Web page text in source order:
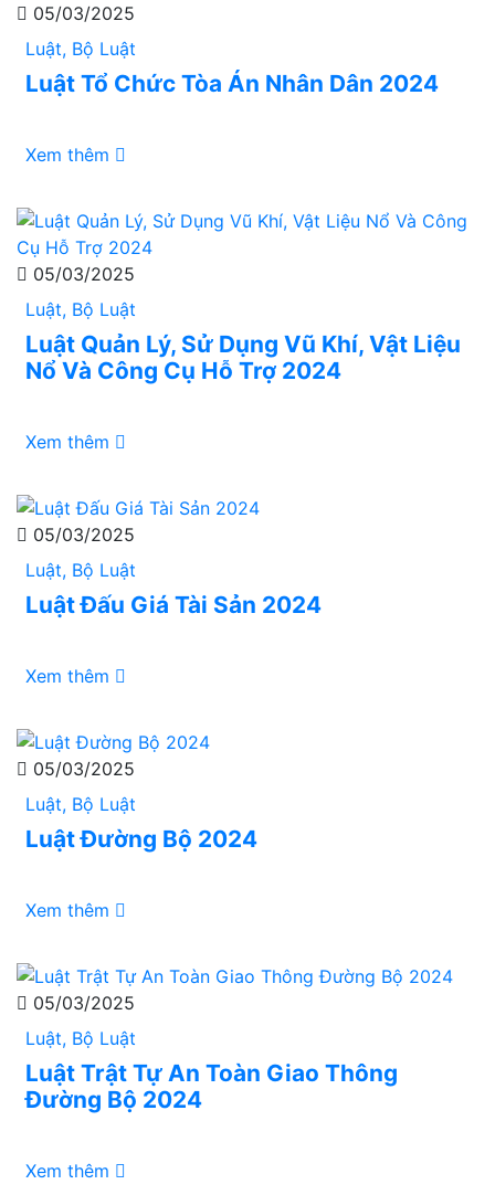
05/03/2025
Luật, Bộ Luật
Luật Tổ Chức Tòa Án Nhân Dân 2024
Xem thêm
05/03/2025
Luật, Bộ Luật
Luật Quản Lý, Sử Dụng Vũ Khí, Vật Liệu
Nổ Và Công Cụ Hỗ Trợ 2024
Xem thêm
05/03/2025
Luật, Bộ Luật
Luật Đấu Giá Tài Sản 2024
Xem thêm
05/03/2025
Luật, Bộ Luật
Luật Đường Bộ 2024
Xem thêm
05/03/2025
Luật, Bộ Luật
Luật Trật Tự An Toàn Giao Thông
Đường Bộ 2024
Xem thêm